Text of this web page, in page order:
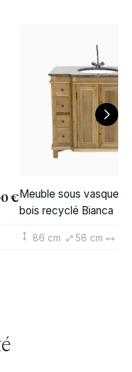
€Meuble sous vasque
bois recyclé Bianca
86 cm 58 cm